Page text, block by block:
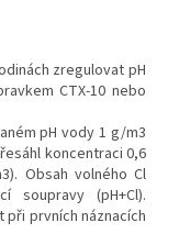
zregulovat pH
CTX-10 nebo
pH vody 1 g/m3
koncentraci 0,6
Obsah volného Cl
soupravy (pH+Cl).
prvních náznacích